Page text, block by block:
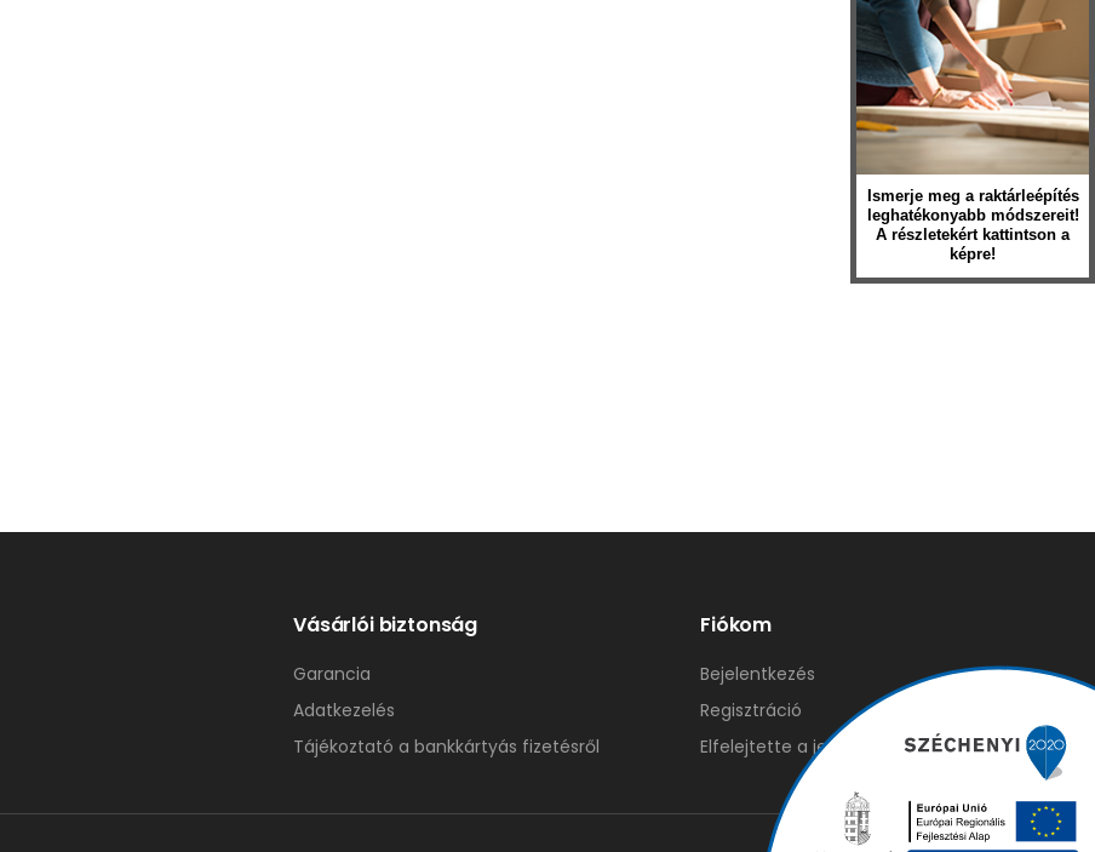
Ismerje meg a raktárleépítés
leghatékonyabb módszereit!
A részletekért kattintson a
képre!
Vásárlói biztonság
Garancia
Adatkezelés
Tájékoztató a bankkártyás fizetésről
Fiókom
Bejelentkezés
Regisztráció
Elfelejtette a jelszavát?